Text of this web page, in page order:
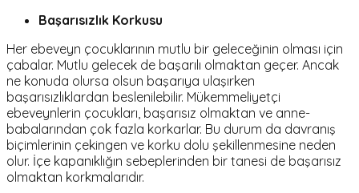
Başarısızlık Korkusu
Her ebeveyn çocuklarının mutlu bir geleceğinin olması için
çabalar. Mutlu gelecek de başarılı olmaktan geçer. Ancak
ne konuda olursa olsun başarıya ulaşırken
başarısızlıklardan beslenilebilir. Mükemmeliyetçi
ebeveynlerin çocukları, başarısız olmaktan ve anne-
babalarından çok fazla korkarlar. Bu durum da davranış
biçimlerinin çekingen ve korku dolu şekillenmesine neden
olur. İçe kapanıklığın sebeplerinden bir tanesi de başarısız
olmaktan korkmalarıdır.